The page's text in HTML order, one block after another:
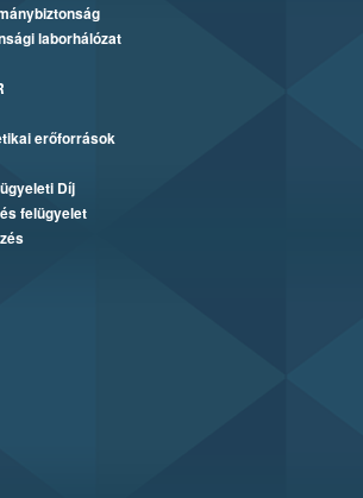
laborhálózat
erőforrások
Díj
felügyelet